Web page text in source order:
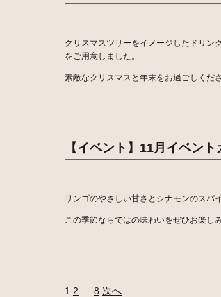
クリスマスツリーをイメージしたドリン
をご用意しました。
素敵なクリスマスと年末をお過ごしくださ
【イベント】11月イベン
リンゴのやさしい甘さとシナモンのスパ
この季節ならではの味わいをぜひお楽し
1 2 8 次へ